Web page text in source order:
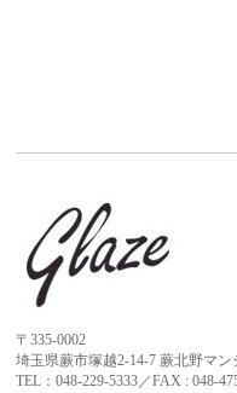
〒335-0002
埼玉県蕨市塚越2-14-7 蕨北野マン
TEL：048-229-5333／FAX : 048-